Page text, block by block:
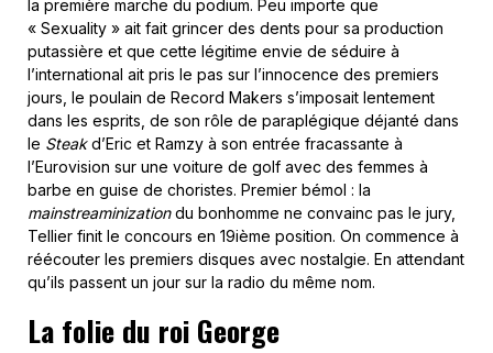
la première marche du podium. Peu importe que
« Sexuality » ait fait grincer des dents pour sa production
putassière et que cette légitime envie de séduire à
l’international ait pris le pas sur l’innocence des premiers
jours, le poulain de Record Makers s’imposait lentement
dans les esprits, de son rôle de paraplégique déjanté dans
le Steakd’Eric et Ramzy à son entrée fracassante à
l’Eurovision sur une voiture de golf avec des femmes à
barbe en guise de choristes. Premier bémol : la
mainstreaminizationdu bonhomme ne convainc pas le jury,
Tellier finit le concours en 19ième position. On commence à
réécouter les premiers disques avec nostalgie. En attendant
qu’ils passent un jour sur la radio du même nom.
La folie du roi George